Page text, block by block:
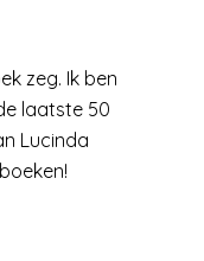
zeg. Ik ben
laatste 50
Lucinda